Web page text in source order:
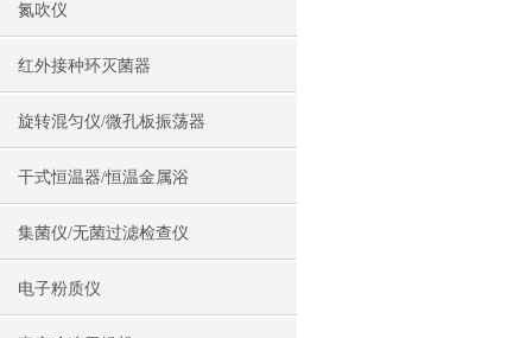
氮吹仪
红外接种环灭菌器
旋转混匀仪/微孔板振荡器
干式恒温器/恒温金属浴
集菌仪/无菌过滤检查仪
电子粉质仪